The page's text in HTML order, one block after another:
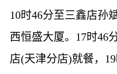
10时46分至三鑫店孙
西恒盛大厦。17时46
店(天津分店)就餐，